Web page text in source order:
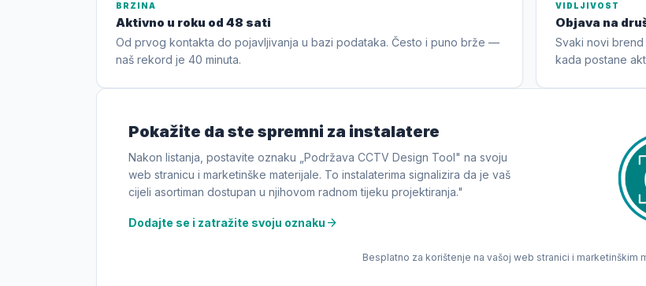
BRZINA
Aktivno u roku od 48 sati
Od prvog kontakta do pojavljivanja u bazi podataka. Često i puno brže —
naš rekord je 40 minuta.
VIDLJIVOST
Objava na
Svaki novi brend
kada postane
Pokažite da ste spremni za instalatere
Nakon listanja, postavite oznaku „Podržava CCTV Design Tool" na svoju
web stranicu i marketinške materijale. To instalaterima signalizira da je vaš
cijeli asortiman dostupan u njihovom radnom tijeku projektiranja."
Dodajte se i zatražite svoju oznaku arrow_forward
Besplatno za korištenje na vašoj web stranici i marketinškim